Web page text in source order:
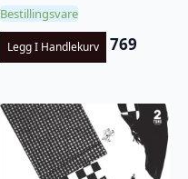
Bestillingsvare
Legg I Handlekurv 769